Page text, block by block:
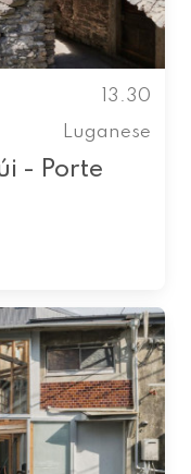
13.30
Luganese
- Porte